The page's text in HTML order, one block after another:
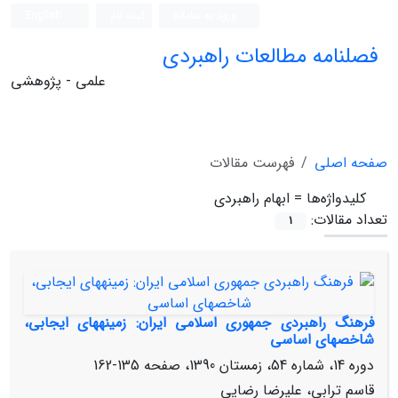
فصلنامه مطالعات راهبردی
علمی - پژوهشی
صفحه اصلی
فهرست مقالات
کلیدواژه‌ها = ابهام راهبردی
تعداد مقالات:
1
فرهنگ راهبردی جمهوری اسلامی ایران: زمینه‏های ایجابی،
شاخص‏های اساسی
دوره 14، شماره 54، زمستان 1390، صفحه
135-162
قاسم ترابی، علیرضا رضایی